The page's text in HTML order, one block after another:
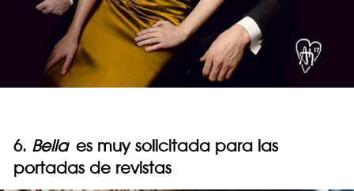
6. Bella es muy solicitada para las
portadas de revistas